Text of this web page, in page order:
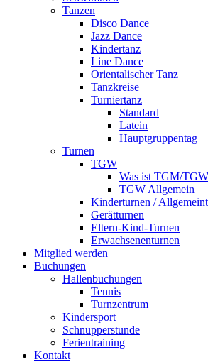
Tanzen
Disco Dance
Jazz Dance
Kindertanz
Line Dance
Orientalischer Tanz
Tanzkreise
Turniertanz
Standard
Latein
Hauptgruppentag
Turnen
TGW
Was ist TGM/
TGW Allgemein
Kinderturnen /
Gerätturnen
Eltern-Kind-Turnen
Erwachsenenturnen
Mitglied werden
Buchungen
Hallenbuchungen
Tennis
Turnzentrum
Kindersport
Schnupperstunde
Ferientraining
Kontakt